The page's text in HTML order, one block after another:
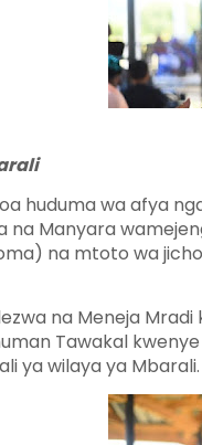
huduma wa afya
na Manyara
na mtoto wa
na Meneja
Tawakal
ya wilaya ya Mbarali.